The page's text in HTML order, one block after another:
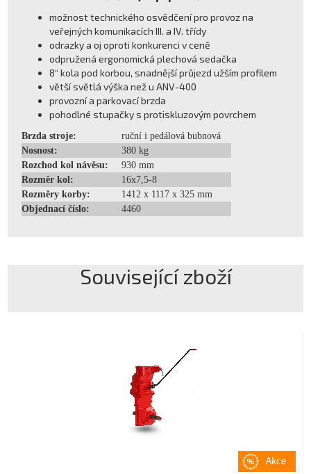
možnost technického osvědčení pro provoz na
veřejných komunikacích III. a IV. třídy
odrazky a oj oproti konkurenci v ceně
odpružená ergonomická plechová sedačka
8“ kola pod korbou, snadnější průjezd užším profilem
větší světlá výška než u ANV-400
provozní a parkovací brzda
pohodlné stupačky s protiskluzovým povrchem
Brzda stroje:
ruční i pedálová bubnová
Nosnost:
380 kg
Rozchod kol návěsu:
930 mm
Rozměr kol:
16x7,5-8
Rozměry korby:
1412 x 1117 x 325 mm
Objednací číslo:
4460
Související zboží